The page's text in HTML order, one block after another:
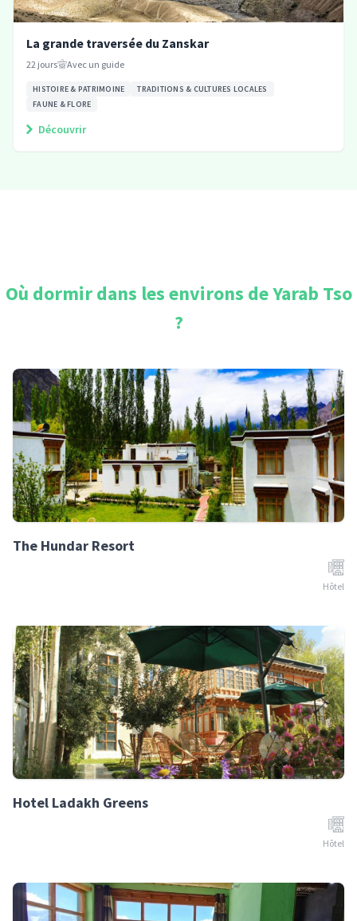
La grande traversée du Zanskar
22 jours Avec un guide
HISTOIRE & PATRIMOINE
TRADITIONS & CULTURES LOCALES
FAUNE & FLORE
Découvrir
Où dormir dans les environs deYarab Tso
?
The Hundar Resort
Hôtel
Hotel Ladakh Greens
Hôtel